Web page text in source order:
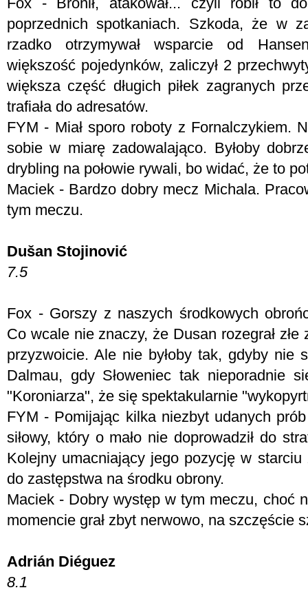
poprzednich spotkaniach. Szkoda, że w
rzadko otrzymywał wsparcie od
większość pojedynków, zaliczył 2
większa część długich piłek zagranych
trafiała do adresatów.
FYM - Miał sporo roboty z Fornalczykiem.
sobie w miarę zadowalająco. Byłoby
drybling na połowie rywali, bo widać, że to
Maciek - Bardzo dobry mecz Michala.
tym meczu.
Dušan Stojinović
7.5
Fox - Gorszy z naszych środkowych
Co wcale nie znaczy, że Dusan rozegrał złe
przyzwoicie. Ale nie byłoby tak, gdyby nie
Dalmau, gdy Słoweniec tak nieporadnie
"Koroniarza", że się spektakularnie
FYM - Pomijając kilka niezbyt udanych
siłowy, który o mało nie doprowadził do
Kolejny umacniający jego pozycję w
do zastępstwa na środku obrony.
Maciek - Dobry występ w tym meczu, choć
momencie grał zbyt nerwowo, na szczęście
Adrián Diéguez
8.1